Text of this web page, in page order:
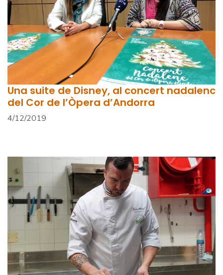
Una suite de Disney, al concert nadalenc
del Cor de l’Òpera d’Andorra
4/12/2019